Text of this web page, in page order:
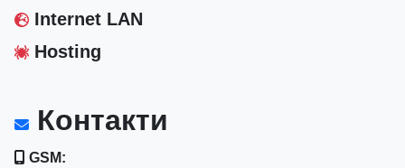
Internet LAN
Hosting
Контакти
GSM: